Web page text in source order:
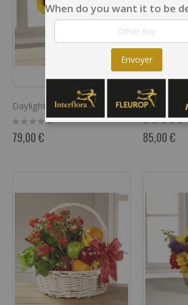
Daylight Bouquet
Rating:
0%
79,00 €
Rating:
0%
85,00 €
When do you want it to be
Envoyer